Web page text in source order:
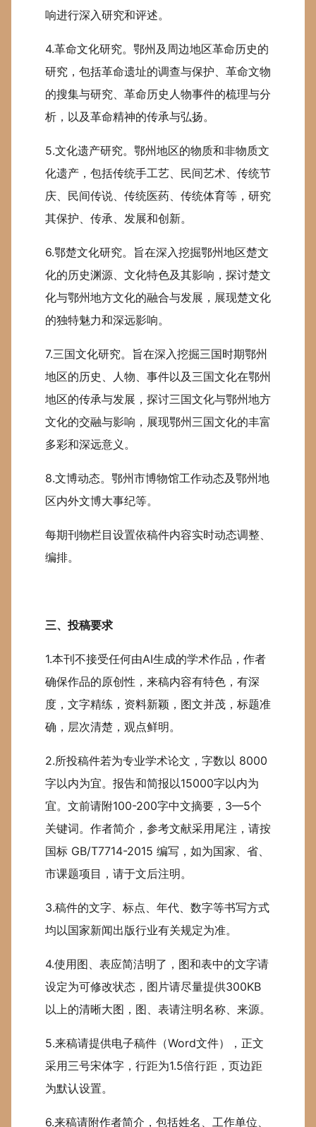
响进行深入研究和评述。
4.革命文化研究。鄂州及周边地区革命历史的
研究，包括革命遗址的调查与保护、革命文物
的搜集与研究、革命历史人物事件的梳理与分
析，以及革命精神的传承与弘扬。
5.文化遗产研究。鄂州地区的物质和非物质文
化遗产，包括传统手工艺、民间艺术、传统节
庆、民间传说、传统医药、传统体育等，研究
其保护、传承、发展和创新。
6.鄂楚文化研究。旨在深入挖掘鄂州地区楚文
化的历史渊源、文化特色及其影响，探讨楚文
化与鄂州地方文化的融合与发展，展现楚文化
的独特魅力和深远影响。
7.三国文化研究。旨在深入挖掘三国时期鄂州
地区的历史、人物、事件以及三国文化在鄂州
地区的传承与发展，探讨三国文化与鄂州地方
文化的交融与影响，展现鄂州三国文化的丰富
多彩和深远意义。
8.文博动态。鄂州市博物馆工作动态及鄂州地
区内外文博大事纪等。
每期刊物栏目设置依稿件内容实时动态调整、
编排。
三、投稿要求
1.本刊不接受任何由AI生成的学术作品，作者
确保作品的原创性，来稿内容有特色，有深
度，文字精练，资料新颖，图文并茂，标题准
确，层次清楚，观点鲜明。
2.所投稿件若为专业学术论文，字数以 8000
字以内为宜。报告和简报以15000字以内为
宜。文前请附100-200字中文摘要，3—5个
关键词。作者简介，参考文献采用尾注，请按
国标 GB/T7714-2015 编写，如为国家、省、
市课题项目，请于文后注明。
3.稿件的文字、标点、年代、数字等书写方式
均以国家新闻出版行业有关规定为准。
4.使用图、表应简洁明了，图和表中的文字请
设定为可修改状态，图片请尽量提供300KB
以上的清晰大图，图、表请注明名称、来源。
5.来稿请提供电子稿件（Word文件），正文
采用三号宋体字，行距为1.5倍行距，页边距
为默认设置。
6.来稿请附作者简介，包括姓名、工作单位、